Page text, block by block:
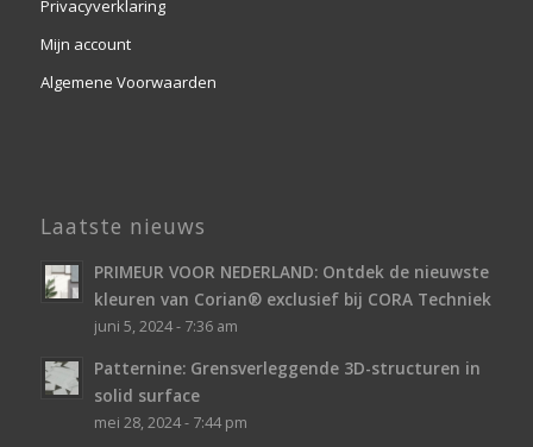
Privacyverklaring
Mijn account
Algemene Voorwaarden
Laatste nieuws
PRIMEUR VOOR NEDERLAND: Ontdek de nieuwste
kleuren van Corian® exclusief bij CORA Techniek
juni 5, 2024 - 7:36 am
Patternine: Grensverleggende 3D-structuren in
solid surface
mei 28, 2024 - 7:44 pm